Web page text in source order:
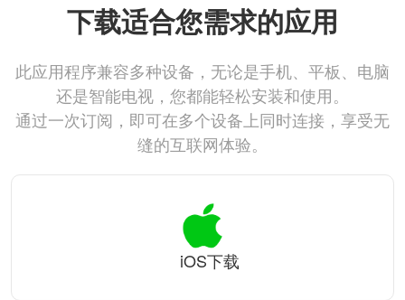
下载适合您需求的应用
此应用程序兼容多种设备，无论是手机、平板、电脑
还是智能电视，您都能轻松安装和使用。
通过一次订阅，即可在多个设备上同时连接，享受无
缝的互联网体验。
iOS下载